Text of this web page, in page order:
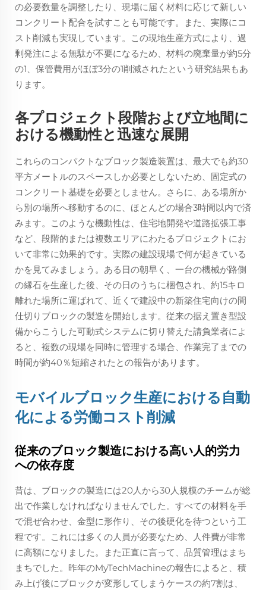
の必要数量を調整したり、現場に届く材料に応じて新しい
コンクリート配合を試すことも可能です。また、実際にコ
スト削減も実現しています。この現地生産方式により、過
剰発注による無駄が不要になるため、材料の廃棄量が約5分
の1、保管費用がほぼ3分の1削減されたという研究結果もあ
ります。
各プロジェクト段階および立地間に
おける機動性と迅速な展開
これらのコンパクトなブロック製造装置は、最大でも約30
平方メートルのスペースしか必要としないため、固定式の
コンクリート基礎を必要としません。さらに、ある場所か
ら別の場所へ移動するのに、ほとんどの場合3時間以内で済
みます。このような機動性は、住宅地開発や道路拡張工事
など、段階的または複数エリアにわたるプロジェクトにお
いて非常に効果的です。実際の建設現場で何が起きている
かを見てみましょう。ある日の朝早く、一台の機械が路側
の縁石を生産した後、その日のうちに梱包され、約15キロ
離れた場所に運ばれて、近くで建設中の新築住宅向けの間
仕切りブロックの製造を開始します。従来の据え置き型設
備からこうした可動式システムに切り替えた請負業者によ
ると、複数の現場を同時に管理する場合、作業完了までの
時間が約40％短縮されたとの報告があります。
モバイルブロック生産における自動
化による労働コスト削減
従来のブロック製造における高い人的労力
への依存度
昔は、ブロックの製造には20人から30人規模のチームが総
出で作業しなければなりませんでした。すべての材料を手
で混ぜ合わせ、金型に形作り、その後硬化を待つという工
程です。これには多くの人員が必要なため、人件費が非常
に高額になりました。また正直に言って、品質管理はまち
まちでした。昨年のMyTechMachineの報告によると、積
み上げ後にブロックが変形してしまうケースの約7割は、